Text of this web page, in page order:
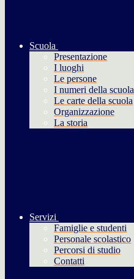
Scuola
Presentazione
I luoghi
Le persone
I numeri della scuola
Le carte della scuola
Organizzazione
La storia
Servizi
Famiglie e studenti
Personale scolastico
Percorsi di studio
Contatti